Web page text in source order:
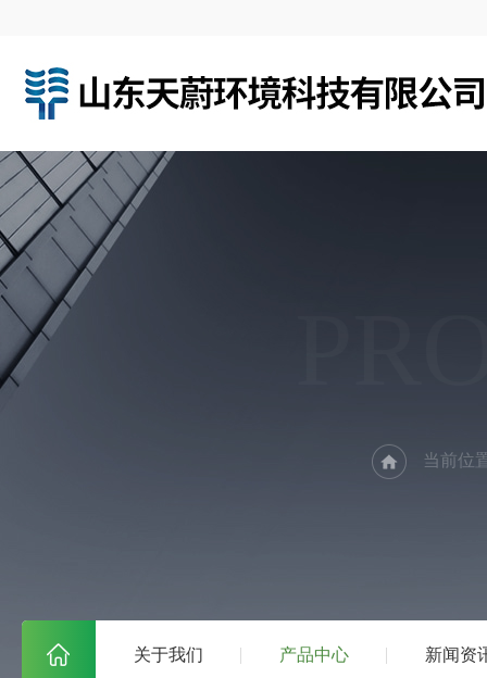
关于我们 产品中心 新闻资
当前位